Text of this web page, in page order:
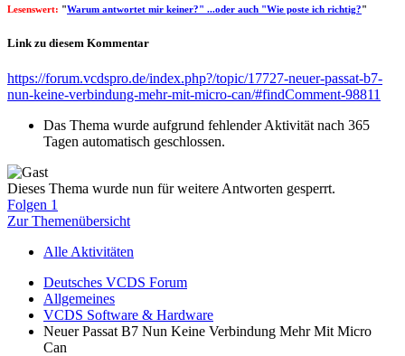
Lesenswert: "Warum antwortet mir keiner?" ...oder auch "Wie poste ich richtig?"
Link zu diesem Kommentar
https://forum.vcdspro.de/index.php?/topic/17727-neuer-passat-b7-
nun-keine-verbindung-mehr-mit-micro-can/#findComment-98811
Das Thema wurde aufgrund fehlender Aktivität nach 365
Tagen automatisch geschlossen.
Dieses Thema wurde nun für weitere Antworten gesperrt.
Folgen 1
Zur Themenübersicht
Alle Aktivitäten
Deutsches VCDS Forum
Allgemeines
VCDS Software & Hardware
Neuer Passat B7 Nun Keine Verbindung Mehr Mit Micro
Can